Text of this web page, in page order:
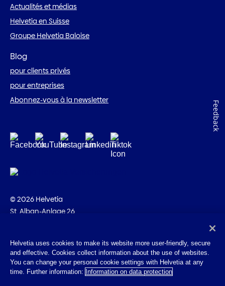
Actualités et médias
Helvetia en Suisse
Groupe Helvetia Baloise
Blog
pour clients privés
pour entreprises
Abonnez-vous à la newsletter
© 2026 Helvetia
St. Alban-Anlage 26
Impressum
Indications juridiques
Helvetia uses cookies to make its website more user-friendly, secure
and effective. Cookies collect information about the use of websites.
You can change your personal cookie settings with Helvetia at any
time. Further information: Information on data protection
Feedback